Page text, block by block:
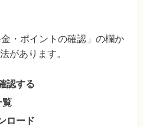
・ポイントの確認」の欄か
があります。
認する
覧
ロード